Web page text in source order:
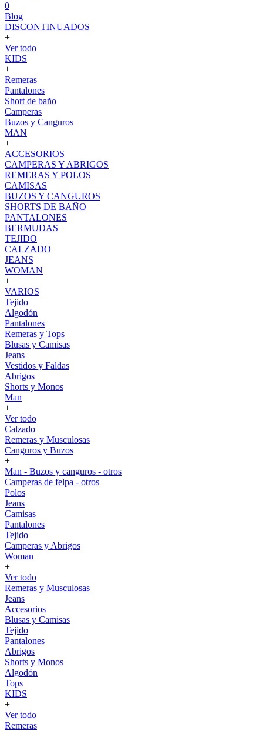
0
Blog
DISCONTINUADOS
+
Ver todo
KIDS
+
Remeras
Pantalones
Short de baño
Camperas
Buzos y Canguros
MAN
+
ACCESORIOS
CAMPERAS Y ABRIGOS
REMERAS Y POLOS
CAMISAS
BUZOS Y CANGUROS
SHORTS DE BAÑO
PANTALONES
BERMUDAS
TEJIDO
CALZADO
JEANS
WOMAN
+
VARIOS
Tejido
Algodón
Pantalones
Remeras y Tops
Blusas y Camisas
Jeans
Vestidos y Faldas
Abrigos
Shorts y Monos
Man
+
Ver todo
Calzado
Remeras y Musculosas
Canguros y Buzos
+
Man - Buzos y canguros - otros
Camperas de felpa - otros
Polos
Jeans
Camisas
Pantalones
Tejido
Camperas y Abrigos
Woman
+
Ver todo
Remeras y Musculosas
Jeans
Accesorios
Blusas y Camisas
Tejido
Pantalones
Abrigos
Shorts y Monos
Algodón
Tops
KIDS
+
Ver todo
Remeras